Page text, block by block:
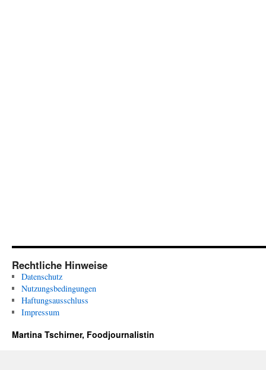
Rechtliche Hinweise
Datenschutz
Nutzungsbedingungen
Haftungsausschluss
Impressum
Martina Tschirner, Foodjournalistin